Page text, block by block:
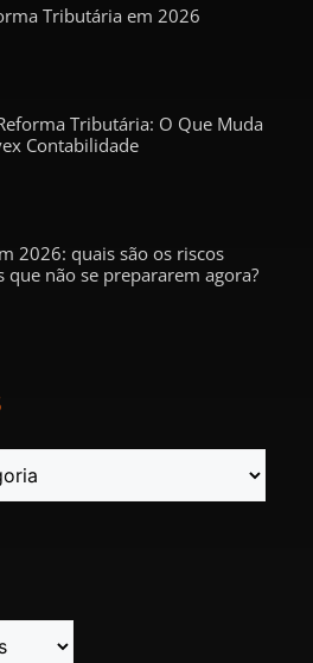
Tributária em 2026
Tributária: O Que Muda
Contabilidade
2026: quais são os riscos
que não se prepararem agora?